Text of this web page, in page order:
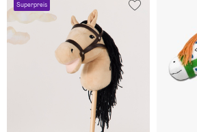
Superpreis